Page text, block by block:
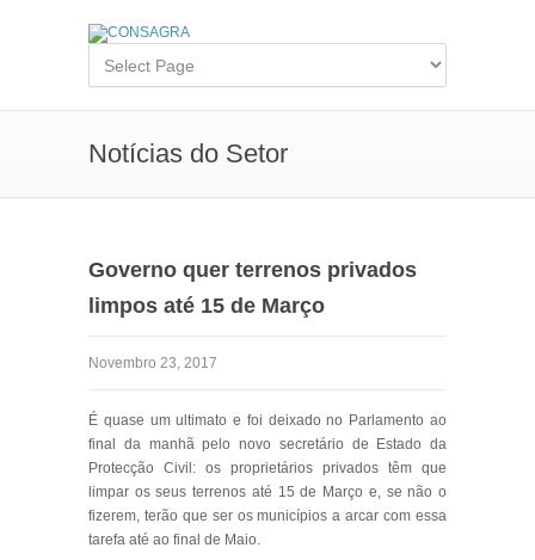
Notícias do Setor
Governo quer terrenos privados
limpos até 15 de Março
Novembro 23, 2017
É quase um ultimato e foi deixado no Parlamento ao
final da manhã pelo novo secretário de Estado da
Protecção Civil: os proprietários privados têm que
limpar os seus terrenos até 15 de Março e, se não o
fizerem, terão que ser os municípios a arcar com essa
tarefa até ao final de Maio.